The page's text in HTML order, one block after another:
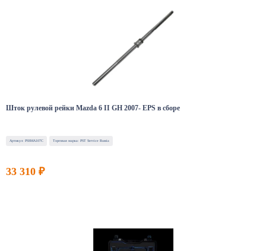
Шток рулевой рейки Mazda 6 II GH 2007- EPS в сборе
Артикул: PSSMA107C Торговая марка: PST Service Russia
33 310 ₽